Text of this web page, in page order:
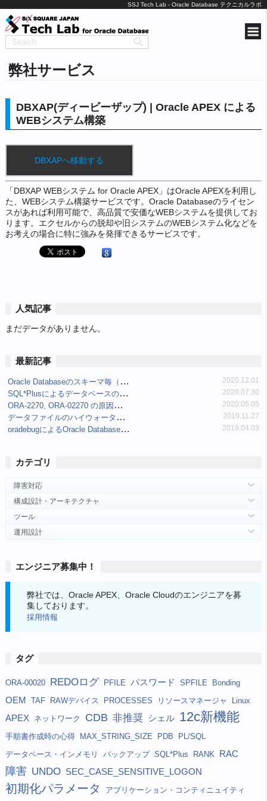
SSJ Tech Lab - Oracle Database テクニカルラボ
弊社サービス
DBXAP(ディービーザップ) | Oracle APEX による
WEBシステム構築
DBXAPへ移動する
「DBXAP WEBシステム for Oracle APEX」はOracle APEXを利用し
た、WEBシステム構築サービスです。Oracle Databaseのライセン
スがあれば利用可能で、高品質で安価なWEBシステムを提供してお
ります。エクセルからの脱却や旧システムのWEBシステム化などを
お考えの場合に特に強みを発揮できるサービスです。
人気記事
まだデータがありません。
最新記事
Oracle Databaseのスキーマ毎（ユーザ毎）表領域使用量の制限と確認
2020.12.01
SQL*Plusによるデータベースの接続について 2020.07.30
ORA-2270, ORA-02270 の原因と対処 2020.05.05
データファイルのハイウォーター・マーク(最高水位標/High-water Mark/HWM)を確認する 2019.11.27
oradebugによるOracle Databaseのイベント(event/events)設定確認 2019.04.03
カテゴリ
障害対応
構成設計・アーキテクチャ
ツール
運用設計
エンジニア募集中！
弊社では、Oracle APEX、Oracle Cloudのエンジニアを募
集しております。
採用情報
タグ
ORA-00020 REDOログ PFILE パスワード SPFILE Bonding
OEM TAF RAWデバイス PROCESSES リソースマネージャ Linux
APEX ネットワーク CDB 非推奨 シェル 12c新機能
手順書作成時の心得 MAX_STRING_SIZE PDB
PL/SQL
データベース・インメモリ
バックアップ SQL*Plus RANK RAC
障害 UNDO SEC_CASE_SENSITIVE_LOGON
初期化パラメータ アプリケーション・コンティニュイティ